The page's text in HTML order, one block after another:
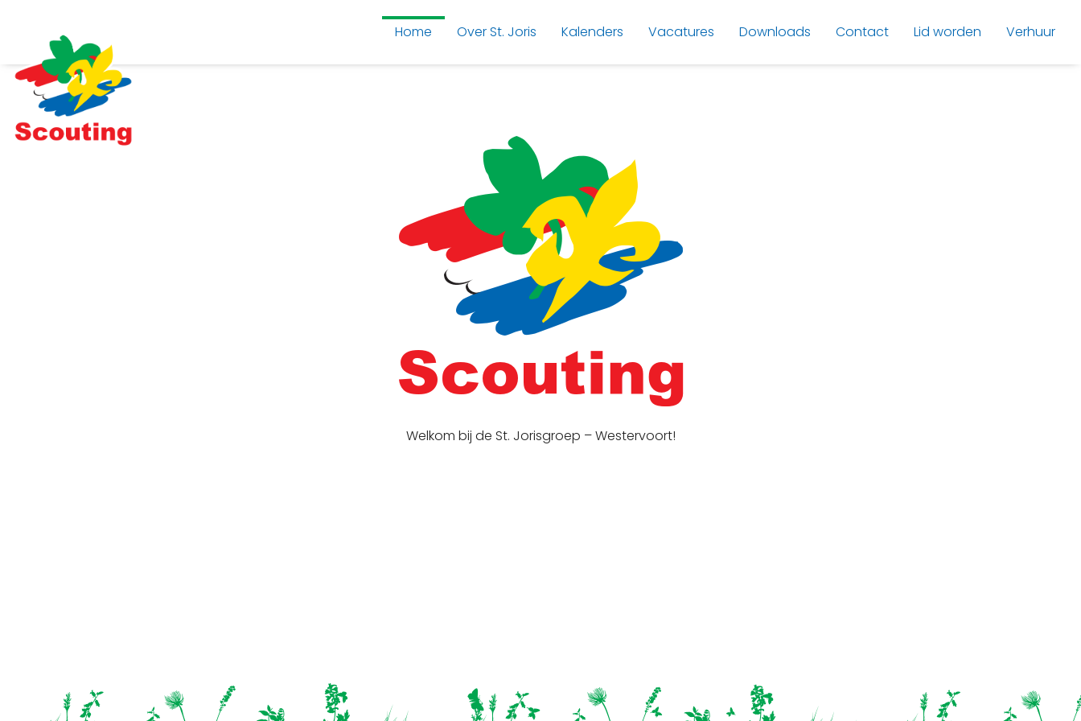
Home Over St. Joris Kalenders Vacatures Downloads Contact Lid worden Verhuur
Welkom bij de St. Jorisgroep – Westervoort!